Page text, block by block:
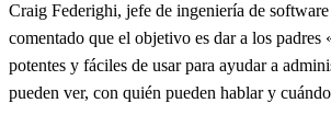
Craig Federighi, jefe de ingeniería de
comentado que el objetivo es dar a los padres
potentes y fáciles de usar para ayudar a
pueden ver, con quién pueden hablar y